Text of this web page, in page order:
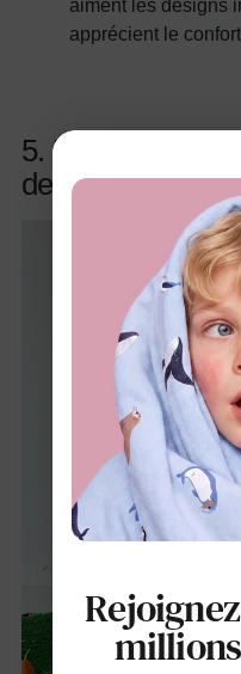
aiment les designs
apprécient le
5. Robe de
de Pâques pour